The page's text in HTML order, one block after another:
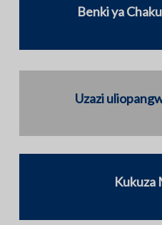
Benki ya
Uzazi
Kukuza